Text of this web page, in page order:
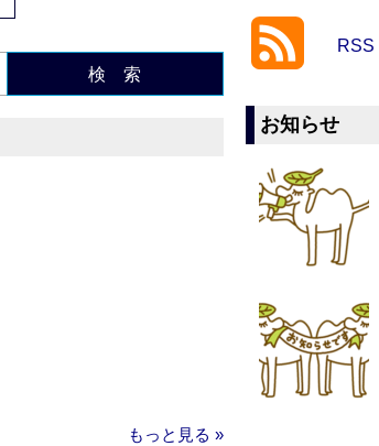
検 索
もっと見る »
RSS
お知らせ